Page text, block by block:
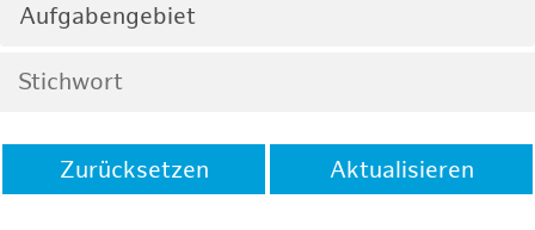
Aufgabengebiet
Zurücksetzen Aktualisieren